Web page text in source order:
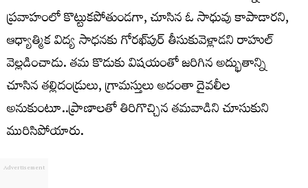
ప్రవాహంలో కొట్టుకపోతుండగా, చూసిన ఓ సాధువు కాపాడారని,
ఆధ్యాత్మిక విద్య సాధనకు గోరఖ్‌పుర్‌ తీసుకువెళ్లాడని రాహుల్‌
వెల్లడించాడు. తమ కొడుకు విషయంతో జరిగిన అద్భుతాన్ని
చూసిన తల్లిదండ్రులు, గ్రామస్తులు అదంతా దైవలీల
అనుకుంటూ..ప్రాణాలతో తిరిగొచ్చిన తమవాడిని చూసుకుని
మురిసిపోయారు.